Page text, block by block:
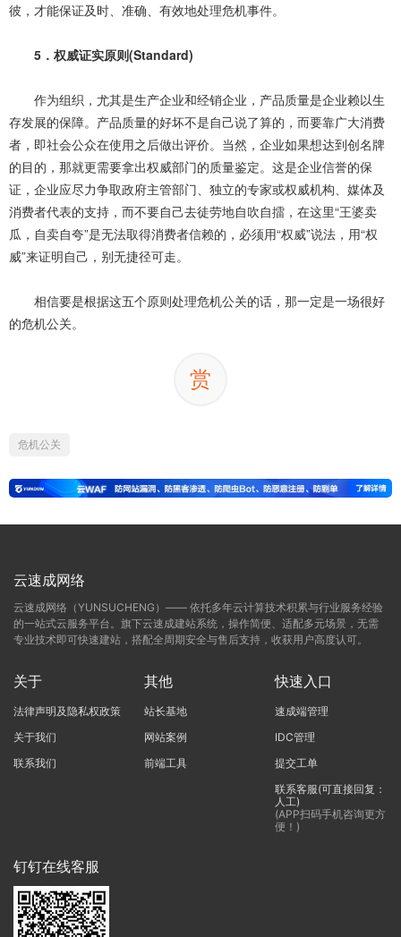
彼，才能保证及时、准确、有效地处理危机事件。
5．权威证实原则(Standard)
作为组织，尤其是生产企业和经销企业，产品质量是企业赖以生
存发展的保障。产品质量的好坏不是自己说了算的，而要靠广大消费
者，即社会公众在使用之后做出评价。当然，企业如果想达到创名牌
的目的，那就更需要拿出权威部门的质量鉴定。这是企业信誉的保
证，企业应尽力争取政府主管部门、独立的专家或权威机构、媒体及
消费者代表的支持，而不要自己去徒劳地自吹自擂，在这里“王婆卖
瓜，自卖自夸”是无法取得消费者信赖的，必须用“权威”说法，用“权
威”来证明自己，别无捷径可走。
相信要是根据这五个原则处理危机公关的话，那一定是一场很好
的危机公关。
赏
危机公关
云速成网络
云速成网络（YUNSUCHENG）—— 依托多年云计算技术积累与行业服务经验
的一站式云服务平台。旗下云速成建站系统，操作简便、适配多元场景，无需
专业技术即可快速建站，搭配全周期安全与售后支持，收获用户高度认可。
关于
法律声明及隐私权政策
关于我们
联系我们
其他
站长基地
网站案例
前端工具
快速入口
速成端管理
IDC管理
提交工单
联系客服(可直接回复：
人工)
(APP扫码手机咨询更方
便！)
钉钉在线客服